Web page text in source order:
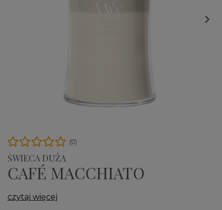

ŚWIECA DUŻA
CAFÉ MACCHIATO
(0)
czytaj więcej